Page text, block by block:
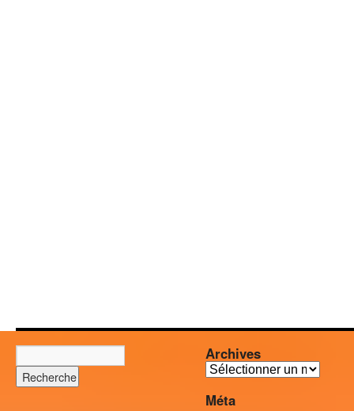
Archives
Archives
Méta